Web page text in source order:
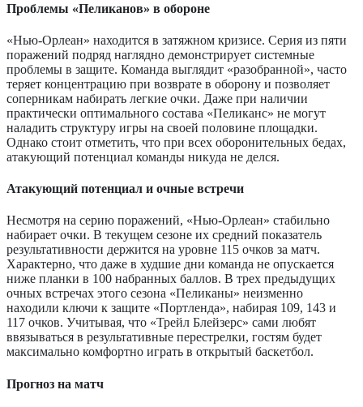
Проблемы «Пеликанов» в обороне
«Нью-Орлеан» находится в затяжном кризисе. Серия из пяти
поражений подряд наглядно демонстрирует системные
проблемы в защите. Команда выглядит «разобранной», часто
теряет концентрацию при возврате в оборону и позволяет
соперникам набирать легкие очки. Даже при наличии
практически оптимального состава «Пеликанс» не могут
наладить структуру игры на своей половине площадки.
Однако стоит отметить, что при всех оборонительных бедах,
атакующий потенциал команды никуда не делся.
Атакующий потенциал и очные встречи
Несмотря на серию поражений, «Нью-Орлеан» стабильно
набирает очки. В текущем сезоне их средний показатель
результативности держится на уровне 115 очков за матч.
Характерно, что даже в худшие дни команда не опускается
ниже планки в 100 набранных баллов. В трех предыдущих
очных встречах этого сезона «Пеликаны» неизменно
находили ключи к защите «Портленда», набирая 109, 143 и
117 очков. Учитывая, что «Трейл Блейзерс» сами любят
ввязываться в результативные перестрелки, гостям будет
максимально комфортно играть в открытый баскетбол.
Прогноз на матч